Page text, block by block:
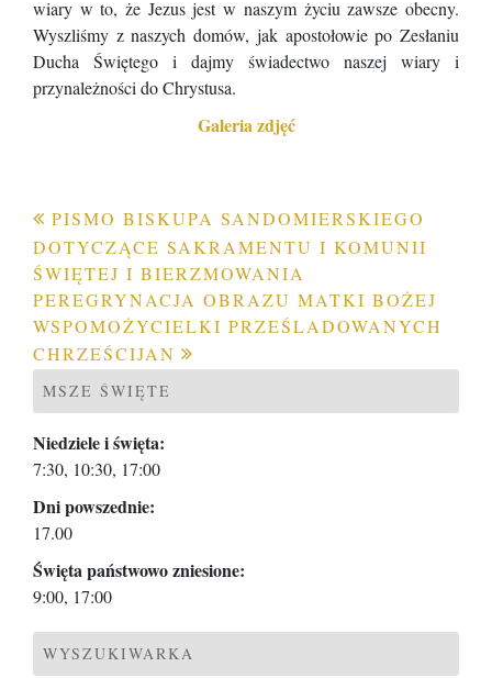
wiary w to, że Jezus jest w naszym życiu zawsze obecny.
Wyszliśmy z naszych domów, jak apostołowie po Zesłaniu
Ducha Świętego i dajmy świadectwo naszej wiary i
przynależności do Chrystusa.
Galeria zdjęć
Nawigacja
wpisu
PISMO BISKUPA SANDOMIERSKIEGO
DOTYCZĄCE SAKRAMENTU I KOMUNII
ŚWIĘTEJ I BIERZMOWANIA
PEREGRYNACJA OBRAZU MATKI BOŻEJ
WSPOMOŻYCIELKI PRZEŚLADOWANYCH
CHRZEŚCIJAN
MSZE ŚWIĘTE
Niedziele i święta:
7:30, 10:30, 17:00
Dni powszednie:
17.00
Święta państwowo zniesione:
9:00, 17:00
WYSZUKIWARKA